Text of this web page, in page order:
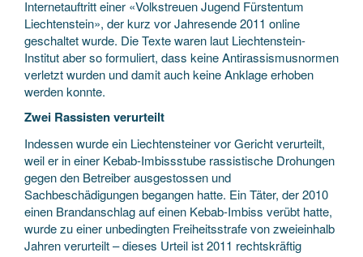
Internetauftritt einer «Volkstreuen Jugend Fürstentum
Liechtenstein», der kurz vor Jahresende 2011 online
geschaltet wurde. Die Texte waren laut Liechtenstein-
Institut aber so formuliert, dass keine Antirassismusnormen
verletzt wurden und damit auch keine Anklage erhoben
werden konnte.
Zwei Rassisten verurteilt
Indessen wurde ein Liechtensteiner vor Gericht verurteilt,
weil er in einer Kebab-Imbissstube rassistische Drohungen
gegen den Betreiber ausgestossen und
Sachbeschädigungen begangen hatte. Ein Täter, der 2010
einen Brandanschlag auf einen Kebab-Imbiss verübt hatte,
wurde zu einer unbedingten Freiheitsstrafe von zweieinhalb
Jahren verurteilt – dieses Urteil ist 2011 rechtskräftig